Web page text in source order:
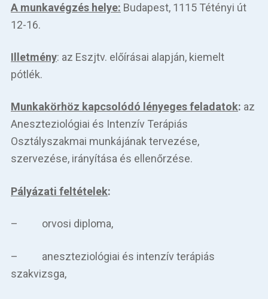
A munkavégzés helye: Budapest, 1115 Tétényi út
12-16.
Illetmény: az Eszjtv. előírásai alapján, kiemelt
pótlék.
Munkakörhöz kapcsolódó lényeges feladatok: az
Aneszteziológiai és Intenzív Terápiás
Osztályszakmai munkájának tervezése,
szervezése, irányítása és ellenőrzése.
Pályázati feltételek:
– orvosi diploma,
– aneszteziológiai és intenzív terápiás
szakvizsga,